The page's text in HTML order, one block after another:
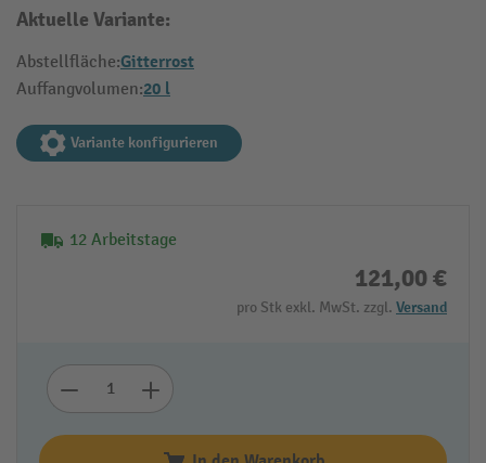
Aktuelle Variante:
Abstellfläche:Gitterrost
Auffangvolumen:20 l
Variante konfigurieren
12 Arbeitstage
121,00 €
pro Stk exkl. MwSt. zzgl. Versand